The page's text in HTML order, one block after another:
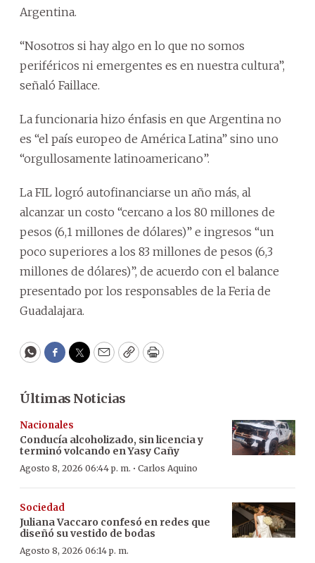
Argentina.
“Nosotros si hay algo en lo que no somos
periféricos ni emergentes es en nuestra cultura”,
señaló Faillace.
La funcionaria hizo énfasis en que Argentina no
es “el país europeo de América Latina” sino uno
“orgullosamente latinoamericano”.
La FIL logró autofinanciarse un año más, al
alcanzar un costo “cercano a los 80 millones de
pesos (6,1 millones de dólares)” e ingresos “un
poco superiores a los 83 millones de pesos (6,3
millones de dólares)”, de acuerdo con el balance
presentado por los responsables de la Feria de
Guadalajara.
WhatsApp
Facebook
Twitter
EmailCopyPrint
Últimas Noticias
Nacionales
Conducía alcoholizado, sin licencia y
terminó volcando en Yasy Cañy
Agosto 8, 2026 06:44 p. m. · Carlos Aquino
Sociedad
Juliana Vaccaro confesó en redes que
diseñó su vestido de bodas
Agosto 8, 2026 06:14 p. m.